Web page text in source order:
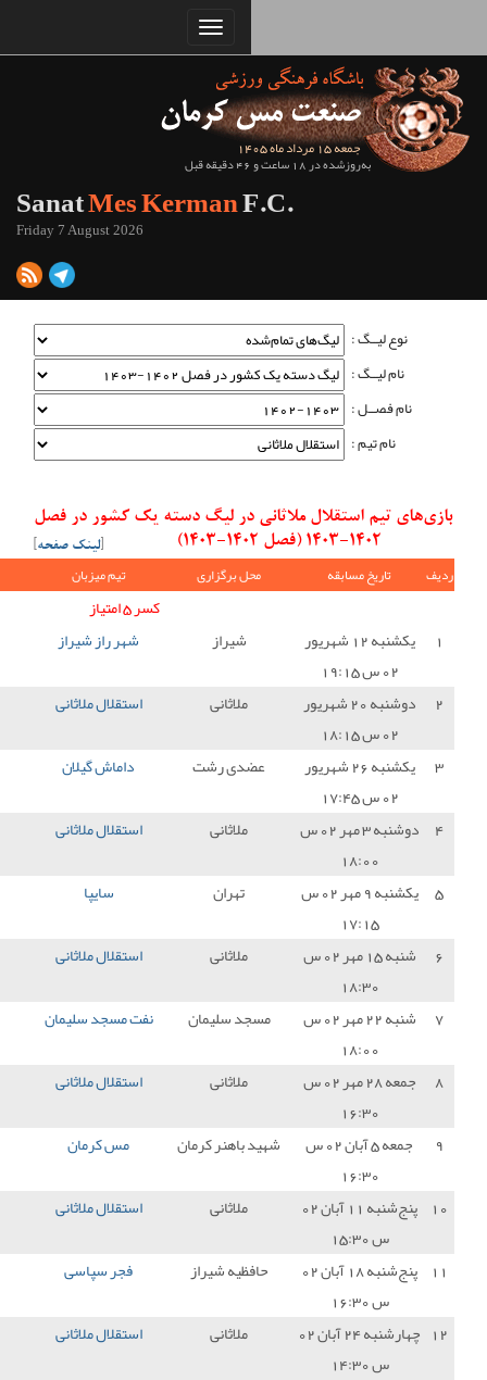
Sanat
در لیگ دسته یک کشور در فصل
لینک صفحه]
برگزاری تیم میزبان نتیجه تیم میهمان
شهر راز شیراز 0 - 0 استقلال ملاثانی
استقلال ملاثانی 0 - 0 چادر ملو اردکان
رشت داماش گیلان 0 - 0 استقلال ملاثانی
استقلال ملاثانی 2 - 0 پارس جنوبی جم
سایپا 2 - 0 استقلال ملاثانی
استقلال ملاثانی 0 - 0 نفت و گاز گچساران
سلیمان نفت مسجد سلیمان 2 - 2 استقلال ملاثانی
استقلال ملاثانی 1 - 0 مس سونگون
کرمان مس کرمان 1 - 0 استقلال ملاثانی
ملاثانی استقلال ملاثانی 2 - 0 خوشه طلایی ساوه
شیراز فجر سپاسی 2 - 0 استقلال ملاثانی
ملاثانی استقلال ملاثانی 2 - 0 شهرداری آستارا